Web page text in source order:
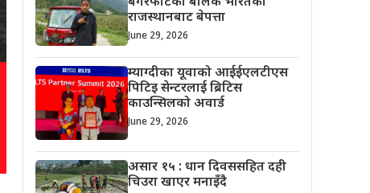
राजस्थानबाट बेपत्ता
June 29, 2026
म्याग्दीका यूवाको आईईएलटीएस
पिटिइ सेन्टरलाई ब्रिटिस
काउन्सिलको अवार्ड
June 29, 2026
असार १५ : धान दिवससहित दही
चिउरा खाएर मनाइँदै